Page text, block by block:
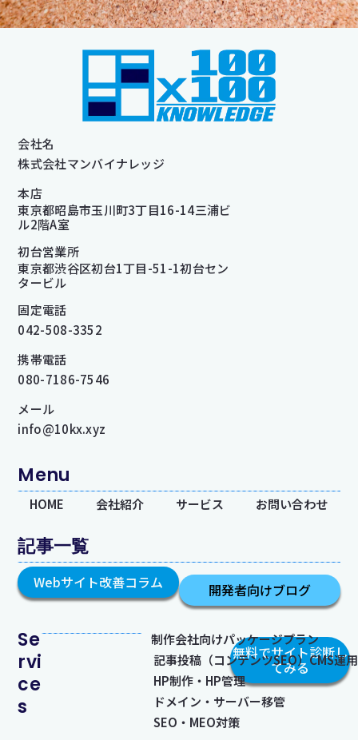
会社名
株式会社マンバイナレッジ
本店
東京都昭島市玉川町3丁目16-14三浦ビ
ル2階A室
初台営業所
東京都渋谷区初台1丁目-51-1初台セン
タービル
固定電話
042-508-3352
携帯電話
080-7186-7546
メール
info@10kx.xyz
Menu
HOME 会社紹介 サービス お問い合わせ
記事一覧
Webサイト改善コラム 開発者向けブログ
Se
rvi
ce
s
制作会社向けパッケージプラン
記事投稿（コンテンツSEO）CMS運用​
HP制作・HP管理
ドメイン・サーバー移管
SEO・MEO対策
無料でサイト診断し
てみる